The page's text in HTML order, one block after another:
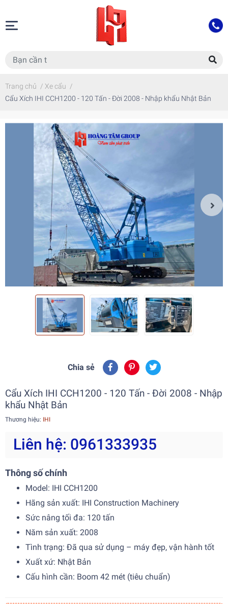
Trang chủ / Xe cẩu /
Cẩu Xích IHI CCH1200 - 120 Tấn - Đời 2008 - Nhập khẩu Nhật Bản
Chia sẻ
Cẩu Xích IHI CCH1200 - 120 Tấn - Đời 2008 - Nhập
khẩu Nhật Bản
Thương hiệu: IHI
Liên hệ: 0961333935
Thông số chính
Model: IHI CCH1200
Hãng sản xuất: IHI Construction Machinery
Sức nâng tối đa: 120 tấn
Năm sản xuất: 2008
Tình trạng: Đã qua sử dụng – máy đẹp, vận hành tốt
Xuất xứ: Nhật Bản
Cấu hình cần: Boom 42 mét (tiêu chuẩn)